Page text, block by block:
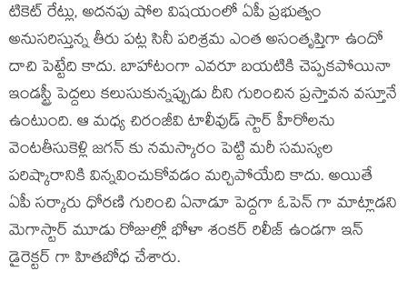
టికెట్ రేట్లు, అదనపు షోల విషయంలో ఏపీ ప్రభుత్వం
అనుసరిస్తున్న తీరు పట్ల సినీ పరిశ్రమ ఎంత అసంతృప్తిగా ఉందో
దాచి పెట్టేది కాదు. బాహాటంగా ఎవరూ బయటికి చెప్పకపోయినా
ఇండస్ట్రీ పెద్దలు కలుసుకున్నప్పుడు దీని గురించిన ప్రస్తావన వస్తూనే
ఉంటుంది. ఆ మధ్య చిరంజీవి టాలీవుడ్ స్టార్ హీరోలను
వెంటతీసుకెళ్లి జగన్ కు నమస్కారం పెట్టి మరీ సమస్యల
పరిష్కారానికి విన్నవించుకోవడం మర్చిపోయేది కాదు. అయితే
ఏపీ సర్కారు ధోరణి గురించి ఏనాడూ పెద్దగా ఓపెన్ గా మాట్లాడని
మెగాస్టార్ మూడు రోజుల్లో భోళా శంకర్ రిలీజ్ ఉండగా ఇన్
డైరెక్టర్ గా హితబోధ చేశారు.